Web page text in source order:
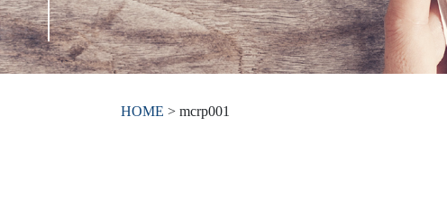
HOME >mcrp001